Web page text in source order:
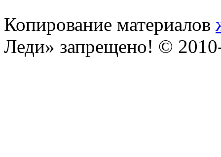
Копирование материалов
Леди» запрещено! ©